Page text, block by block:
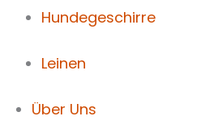
Hundegeschirre
Leinen
Über Uns